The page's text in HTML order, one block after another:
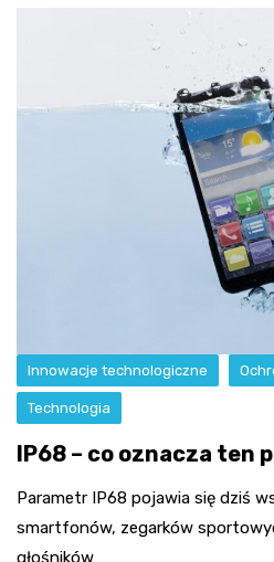
Innowacje technologiczne
Technologia
IP68 – co oznacza ten
Parametr IP68 pojawia się dziś
smartfonów, zegarków
głośników